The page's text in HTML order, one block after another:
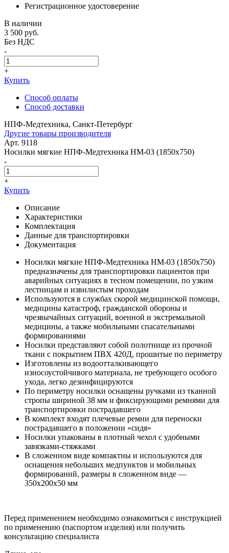
Регистрационное удостоверение
В наличии
3 500 руб.
Без НДС
-
+
Купить
Способ оплаты
Способ доставки
НПФ-Медтехника, Санкт-Петербург
Другие товары производителя
Арт. 9118
Носилки мягкие НПФ-Медтехника НМ-03 (1850x750)
-
+
Купить
Описание
Характеристики
Комплектация
Данные для транспортировки
Документация
Носилки мягкие НПФ-Медтехника НМ-03 (1850x750)
предназначены для транспортировки пациентов при
аварийных ситуациях в тесном помещении, по узким
лестницам и извилистым проходам
Используются в службах скорой медицинской помощи,
медицины катастроф, гражданской обороны и
чрезвычайных ситуаций, военной и экстремальной
медицины, а также мобильными спасательными
формированиями
Носилки представляют собой полотнище из прочной
ткани с покрытием ПВХ 420Д, прошитые по периметру
Изготовлены из водоотталкивающего
износоустойчивого материала, не требующего особого
ухода, легко дезинфицируются
По периметру носилки оснащены ручками из тканной
стропы шириной 38 мм и фиксирующими ремнями для
транспортировки пострадавшего
В комплект входят плечевые ремни для переноски
пострадавшего в положении «сидя»
Носилки упакованы в плотный чехол с удобными
завязками-стяжками
В сложенном виде компактны и используются для
оснащения небольших медпунктов и мобильных
формирований, размеры в сложенном виде —
350x200x50 мм
Перед применением необходимо ознакомиться с инструкцией
по применению (паспортом изделия) или получить
консультацию специалиста